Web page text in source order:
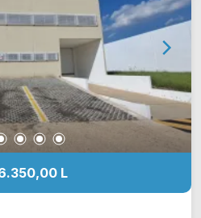
3475-4546 ARBIX
cada mudança!
L